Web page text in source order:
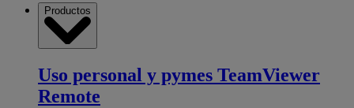
Productos
Uso personal y pymes TeamViewer
Remote